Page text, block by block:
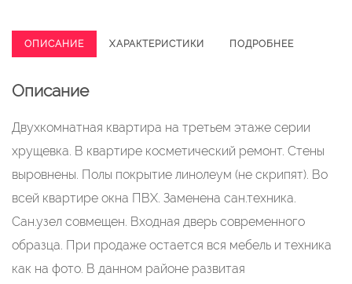
ОПИСАНИЕ ХАРАКТЕРИСТИКИ ПОДРОБНЕЕ
Описание
Двухкомнатная квартира на третьем этаже серии
хрущевка. В квартире косметический ремонт. Стены
выровнены. Полы покрытие линолеум (не скрипят). Во
всей квартире окна ПВХ. Заменена сан.техника.
Сан.узел совмещен. Входная дверь современного
образца. При продаже остается вся мебель и техника
как на фото. В данном районе развитая